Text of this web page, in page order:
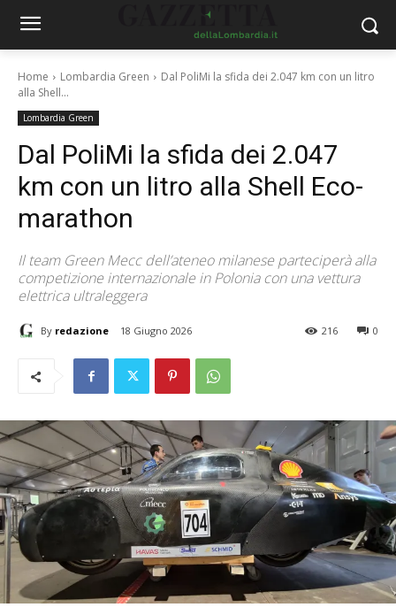
Home Lombardia Green
Dal PoliMi la sfida dei 2.047 km con un litro
alla Shell...
Lombardia Green
Dal PoliMi la sfida dei 2.047
km con un litro alla Shell Eco-
marathon
Il team Green Mecc dell’ateneo milanese parteciperà alla
competizione internazionale in Polonia con una vettura
elettrica ultraleggera
By redazione 18 Giugno 2026 0
216